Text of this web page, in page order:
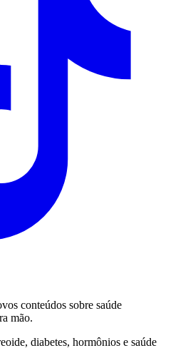
conteúdos sobre saúde
mão.
diabetes, hormônios e saúde